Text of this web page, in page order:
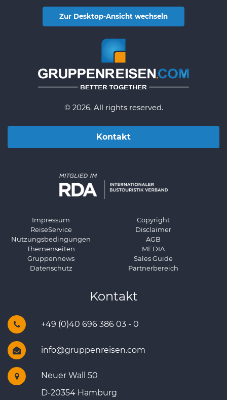
Zur Desktop-Ansicht wechseln
© 2026. All rights reserved.
Kontakt
Impressum
ReiseService
Nutzungsbedingungen
Themenseiten
Gruppennews
Datenschutz
Copyright
Disclaimer
AGB
MEDIA
Sales Guide
Partnerbereich
Kontakt
+49 (0)40 696 386 03 - 0
info@gruppenreisen.com
Neuer Wall 50
D-20354 Hamburg